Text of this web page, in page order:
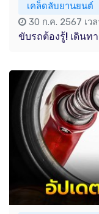
เคล็ดลับยานยนต์
30 ก.ค. 2567 เวล
ขับรถต้องรู้! เดินท